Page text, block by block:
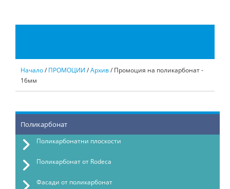
Начало/ ПРОМОЦИИ /Архив/ Промоция на поликарбонат -
16мм
Поликарбонат
Поликарбонатни плоскости
Поликарбонат от Rodeca
Фасади от поликарбонат